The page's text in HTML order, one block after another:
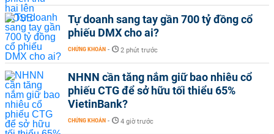
Tự doanh sang tay gần 700 tỷ đồng cổ
phiếu DMX cho ai?
CHỨNG KHOÁN - 2 phút trước
NHNN cần tăng nắm giữ bao nhiêu cổ
phiếu CTG để sở hữu tối thiểu 65%
VietinBank?
CHỨNG KHOÁN - 4 giờ trước